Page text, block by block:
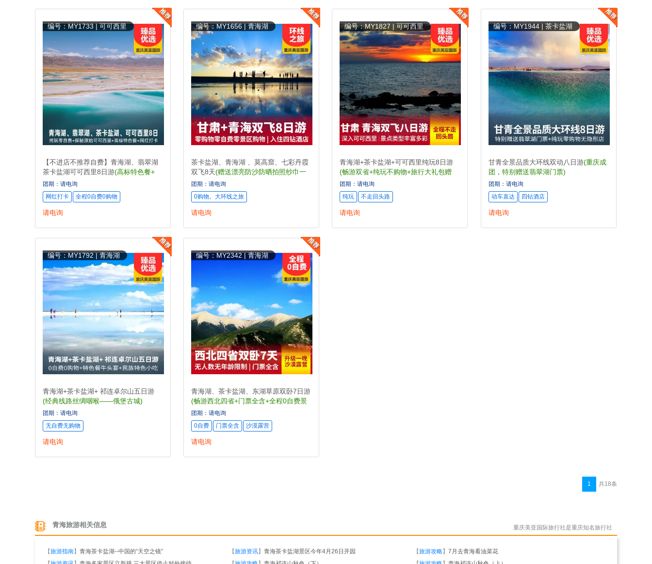
编号：MY1733 | 可可西里
【不进店不推荐自费】青海湖、翡翠湖
茶卡盐湖可可西里8日游(高标特色餐+
可可西里穿越中国伟大的荒野)
团期：请电询
网红打卡
全程0自费0购物
请电询
编号：MY1656 | 青海湖
茶卡盐湖、青海湖 、莫高窟、七彩丹霞
双飞8天(赠送漂亮防沙防晒拍照纱巾一
条+零购之旅+环线游)
团期：请电询
0购物。大环线之旅
请电询
编号：MY1827 | 可可西里
青海湖+茶卡盐湖+可可西里纯玩8日游
(畅游双省+纯玩不购物+旅行大礼包赠
送)
团期：请电询
纯玩
不走回头路
请电询
编号：MY1944 | 茶卡盐湖
甘青全景品质大环线双动八日游(重庆成
团，特别赠送翡翠湖门票)
团期：请电询
动车直达
四钻酒店
请电询
编号：MY1792 | 青海湖
青海湖+茶卡盐湖+ 祁连卓尔山五日游
(经典线路丝绸咽喉——俄堡古城)
团期：请电询
无自费无购物
请电询
编号：MY2342 | 青海湖
青海湖、茶卡盐湖、东湖草原双卧7日游
(畅游西北四省+门票全含+全程0自费景
点)
团期：请电询
0自费
门票全含 沙漠露营
请电询
共18条
1
青海旅游相关信息 重庆美亚国际旅行社是重庆知名旅行社
【旅游指南】 青海茶卡盐湖--中国的“天空之镜” 【旅游资讯】 青海茶卡盐湖景区今年4月26日开园 【旅游攻略】 7月去青海看油菜花